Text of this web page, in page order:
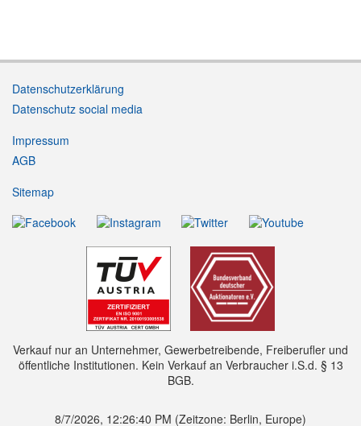
Datenschutzerklärung
Datenschutz social media
Impressum
AGB
Sitemap
Verkauf nur an Unternehmer, Gewerbetreibende, Freiberufler und
öffentliche Institutionen. Kein Verkauf an Verbraucher i.S.d. § 13
BGB.
8/7/2026, 12:26:42 PM (Zeitzone: Berlin, Europe)